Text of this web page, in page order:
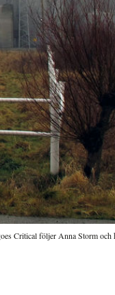
Critical följer Anna Storm